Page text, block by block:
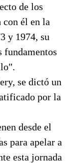
de los
él en la
y 1974, su
fundamentos
se dictó un
por la
desde el
para apelar a
esta jornada